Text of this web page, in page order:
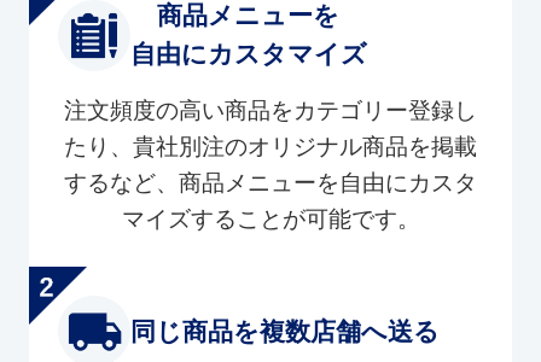
商品メニューを
自由にカスタマイズ
注文頻度の高い商品をカテゴリー登録し
たり、貴社別注のオリジナル商品を掲載
するなど、商品メニューを自由にカスタ
マイズすることが可能です。
同じ商品を複数店舗へ送る